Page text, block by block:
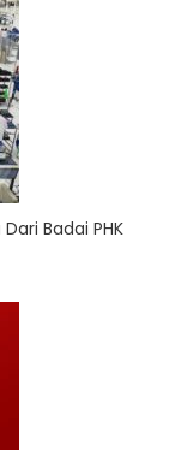
Badai PHK